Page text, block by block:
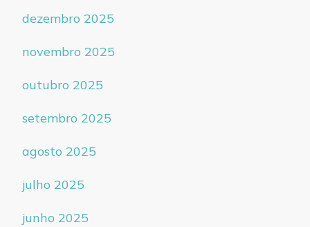
dezembro 2025
novembro 2025
outubro 2025
setembro 2025
agosto 2025
julho 2025
junho 2025